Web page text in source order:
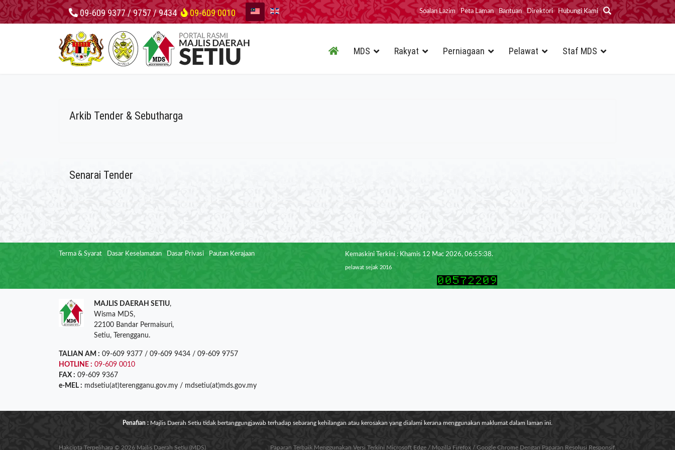
09-609 9377 / 9757 / 9434 09-609 0010 Soalan Lazim Peta Laman Bantuan Direktori Hubungi Kami
MDS Rakyat Perniagaan Pelawat Staf MDS
Arkib Tender & Sebutharga
Senarai Tender
Terma & Syarat Dasar Keselamatan Dasar Privasi Pautan Kerajaan Kemaskini Terkini : Khamis 12 Mac 2026, 06:55:38.
pelawat sejak 2016
MAJLIS DAERAH SETIU,
Wisma MDS,
22100 Bandar Permaisuri,
Setiu, Terengganu.
TALIAN AM : 09-609 9377 / 09-609 9434 / 09-609 9757
HOTLINE : 09-609 0010
FAX : 09-609 9367
e-MEL : mdsetiu(at)terengganu.gov.my / mdsetiu(at)mds.gov.my
Penafian : Majlis Daerah Setiu tidak bertanggungjawab terhadap sebarang kehilangan atau kerosakan yang dialami kerana menggunakan maklumat dalam laman ini.
Hakcipta Terpelihara © 2026 Majlis Daerah Setiu (MDS) Paparan Terbaik Menggunakan Versi Terkini Microsoft Edge / Mozilla Firefox / Google Chrome Dengan Paparan Resolusi Responsif.